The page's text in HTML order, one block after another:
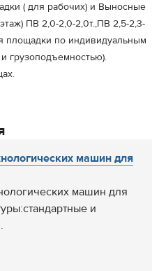
( для рабочих) и Выносные
ПВ 2,0-2,0-2,0т.,ПВ 2,5-2,3-
площадки по индивидуальным
грузоподъемностью).
машин для
машин для
и